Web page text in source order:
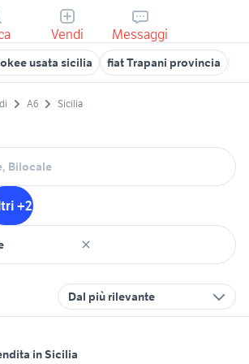
Vendi Messaggi
usata sicilia fiat Trapani provincia
A6 Sicilia
+2
Dal più rilevante
in Sicilia